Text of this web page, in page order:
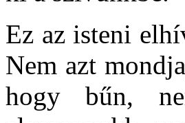
Ez az isteni
Nem azt
hogy bűn,